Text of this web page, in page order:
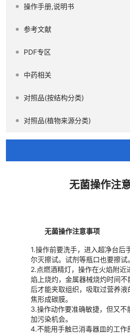
操作手册,说明书
参考文献
PDF专区
中药相关
对照品(按结构分类)
对照品(植物来源分类)
无菌操作注
无菌操作注意事项
1.操作前要洗手，进入超净台后
尔灭擦试。试剂等瓶口也要擦试。
2.点燃酒精灯，操作在火焰附近
焰上烧灼，金属器械烧灼时间不
后才能夹取组织，吸取过营养
焦形成碳膜。
3.操作动作要准确敏捷，但又不
加污染机会。
4.不能用手触已消毒器皿的工